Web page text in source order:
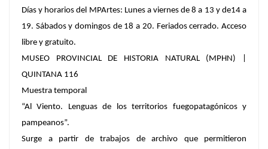
Días y horarios del MPArtes: Lunes a viernes de 8 a 13 y de14 a
19. Sábados y domingos de 18 a 20. Feriados cerrado. Acceso
libre y gratuito.
MUSEO PROVINCIAL DE HISTORIA NATURAL (MPHN) |
QUINTANA 116
Muestra temporal
“Al Viento. Lenguas de los territorios fuegopatagónicos y
pampeanos”.
Surge a partir de trabajos de archivo que permitieron